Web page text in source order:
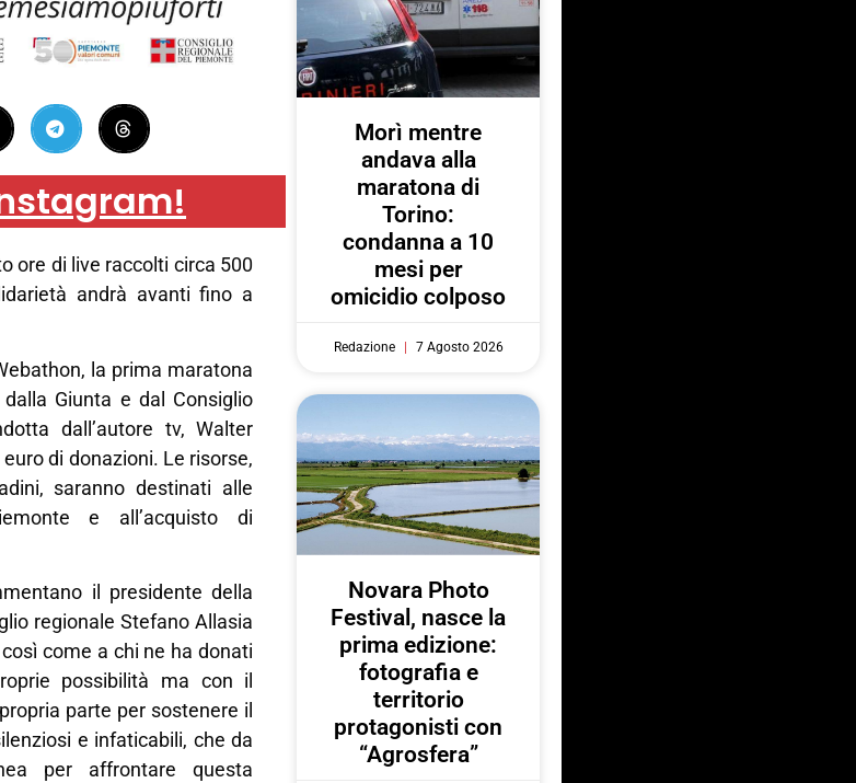
ore di live raccolti circa 500
andrà avanti fino a
la prima maratona
Giunta e dal Consiglio
dall’autore tv, Walter
di donazioni. Le risorse,
saranno destinati alle
e all’acquisto di
il presidente della
regionale Stefano Allasia
come a chi ne ha donati
possibilità ma con il
parte per sostenere il
e infaticabili, che da
per affrontare questa
Morì mentre
andava alla
maratona di
Torino:
condanna a 10
mesi per
omicidio colposo
Redazione 7 Agosto 2026
Novara Photo
Festival, nasce la
prima edizione:
fotografia e
territorio
protagonisti con
“Agrosfera”